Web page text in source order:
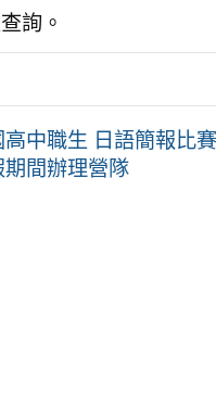
詢。
中職生 日語簡報比賽
間辦理營隊